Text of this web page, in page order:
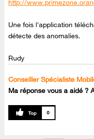
http://
Une fois l'application
détecte des anomalies.
Rudy
Conseiller Spécialiste
Ma réponse vous a aidé ?
0